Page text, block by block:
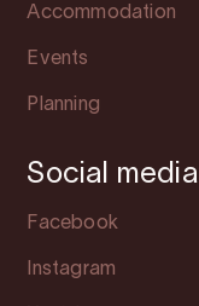
Accommodation
Events
Planning
Social media
Facebook
Instagram